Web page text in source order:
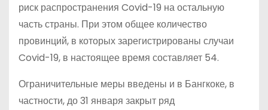
риск распространения Covid-19 на остальную
часть страны. При этом общее количество
провинций, в которых зарегистрированы случаи
Covid-19, в настоящее время составляет 54.
Ограничительные меры введены и в Бангкоке, в
частности, до 31 января закрыт ряд